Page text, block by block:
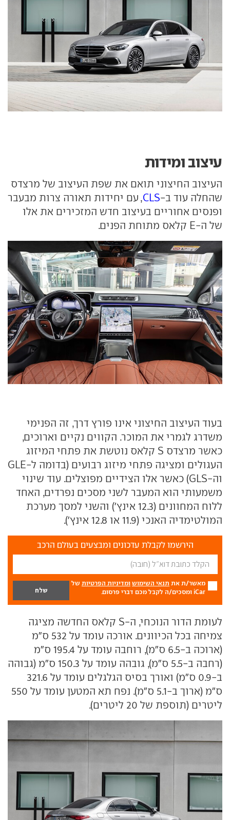
עיצוב ומידות
העיצוב החיצוני תואם את שפת העיצוב של מרצדס
שהחלה עוד ב-CLS, עם יחידות תאורה צרות מבעבר
ופנסים אחוריים בעיצוב חדש המזכירים את אלו
של ה-E קלאס מתוחת הפנים.
בעוד העיצוב החיצוני אינו פורץ דרך, זה הפנימי
משדרג לגמרי את המוכר. הקווים נקיים וארוכים,
כאשר מרצדס S קלאס נוטשת את פתחי המיזוג
העגולים ומציגה פתחי מיזוג רבועים (בדומה ל-GLE
וה-GLS) כאשר אלו הצידיים מפוצלים. עוד שינוי
משמעותי הוא המעבר לשני מסכים נפרדים, האחד
ללוח המחוונים (12.3 אינץ') והשני למסך מערכת
המולטימדיה האנכי (11.9 או 12.8 אינץ').
הירשמו לקבלת עדכונים ומבצעים בעולם הרכב
מאשר/ת את תנאי השימוש ומדיניות הפרטיות של
iCar ומסכים/ה לקבל מכם דברי פרסום.
לעומת הדור הנוכחי, ה-S קלאס החדשה מציגה
צמיחה בכל הכיוונים. אורכה עומד על 532 ס"מ
(ארוכה ב-6.5 ס"מ), רוחבה עומד על 195.4 ס"מ
(רחבה ב-5.5 ס"מ), גובהה עומד על 150.3 ס"מ (גבוהה
ב-0.9 ס"מ) ואורך בסיס הגלגלים עומד על 321.6
ס"מ (ארוך ב-5.1 ס"מ). נפח תא המטען עומד על 550
ליטרים (תוספת של 20 ליטרים).